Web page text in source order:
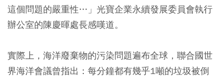
這個問題的嚴重性…」光寶企業永續發展委員會執行
辦公室的陳慶暉處長感嘆道。
實際上，海洋廢棄物的污染問題遍布全球，聯合國世
界海洋會議曾指出：每分鐘都有幾乎1噸的垃圾被倒